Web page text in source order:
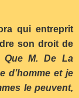
qui entreprit
son droit de
Que M. De La
d’homme et je
le peuvent,